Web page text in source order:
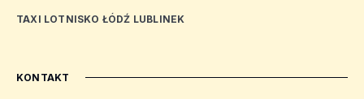
TAXI LOTNISKO ŁÓDŹ LUBLINEK
KONTAKT